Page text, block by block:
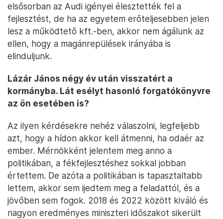
elsősorban az Audi igényei élesztették fel a
fejlesztést, de ha az egyetem erőteljesebben jelen
lesz a működtető kft.-ben, akkor nem ágálunk az
ellen, hogy a magánrepülések irányába is
elinduljunk.
Lázár János négy év után visszatért a
kormányba. Lát esélyt hasonló forgatókönyvre
az ön esetében is?
Az ilyen kérdésekre nehéz válaszolni, legfeljebb
azt, hogy a hídon akkor kell átmenni, ha odaér az
ember. Mérnökként jelentem meg anno a
politikában, a fékfejlesztéshez sokkal jobban
értettem. De azóta a politikában is tapasztaltabb
lettem, akkor sem ijedtem meg a feladattól, és a
jövőben sem fogok. 2018 és 2022 között kiváló és
nagyon eredményes miniszteri időszakot sikerült